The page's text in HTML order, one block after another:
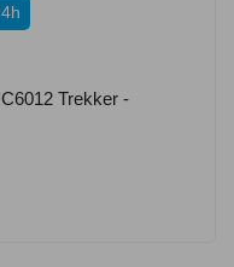
Trekker -